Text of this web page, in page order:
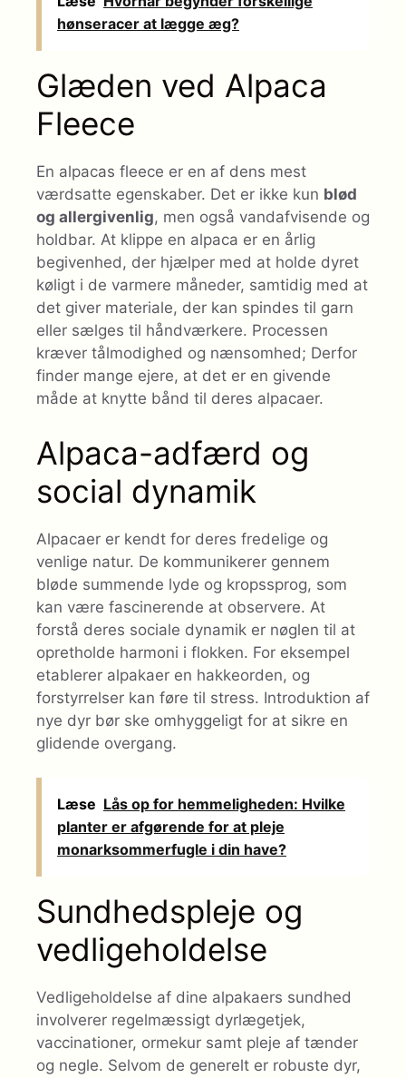
hønseracer at lægge æg?
Glæden ved Alpaca
Fleece
En alpacas fleece er en af ​​dens mest
værdsatte egenskaber. Det er ikke kun blød
og allergivenlig, men også vandafvisende og
holdbar. At klippe en alpaca er en årlig
begivenhed, der hjælper med at holde dyret
køligt i de varmere måneder, samtidig med at
det giver materiale, der kan spindes til garn
eller sælges til håndværkere. Processen
kræver tålmodighed og nænsomhed; Derfor
finder mange ejere, at det er en givende
måde at knytte bånd til deres alpacaer.
Alpaca-adfærd og
social dynamik
Alpacaer er kendt for deres fredelige og
venlige natur. De kommunikerer gennem
bløde summende lyde og kropssprog, som
kan være fascinerende at observere. At
forstå deres sociale dynamik er nøglen til at
opretholde harmoni i flokken. For eksempel
etablerer alpakaer en hakkeorden, og
forstyrrelser kan føre til stress. Introduktion af
nye dyr bør ske omhyggeligt for at sikre en
glidende overgang.
Læse Lås op for hemmeligheden: Hvilke
planter er afgørende for at pleje
monarksommerfugle i din have?
Sundhedspleje og
vedligeholdelse
Vedligeholdelse af dine alpakaers sundhed
involverer regelmæssigt dyrlægetjek,
vaccinationer, ormekur samt pleje af tænder
og negle. Selvom de generelt er robuste dyr,